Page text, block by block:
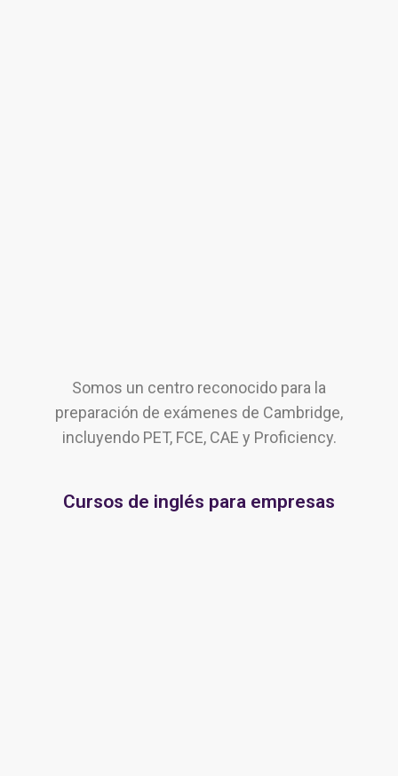
Somos un centro reconocido para la
preparación de exámenes de Cambridge,
incluyendo PET, FCE, CAE y Proficiency.
Cursos de inglés para empresas